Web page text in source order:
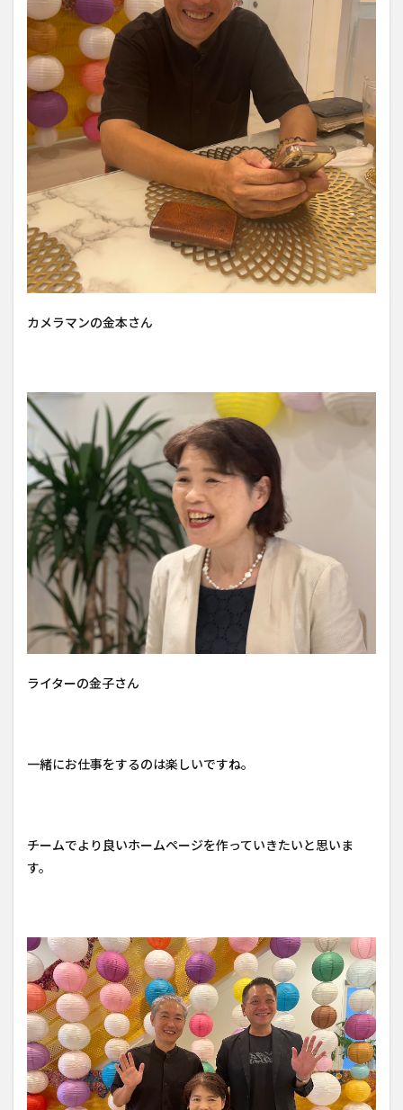
カメラマンの金本さん
ライターの金子さん
一緒にお仕事をするのは楽しいですね。
チームでより良いホームページを作っていきたいと思いま
す。